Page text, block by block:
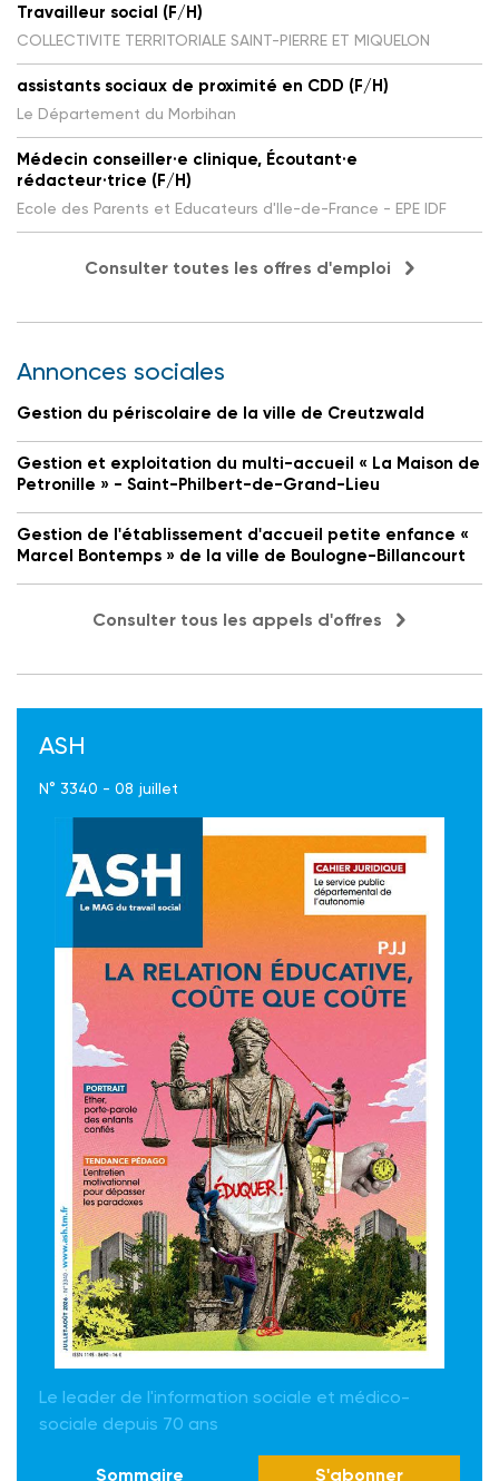
Travailleur social (F/H)
COLLECTIVITE TERRITORIALE SAINT-PIERRE ET MIQUELON
assistants sociaux de proximité en CDD (F/H)
Le Département du Morbihan
Médecin conseiller·e clinique, Écoutant·e
rédacteur·trice (F/H)
Ecole des Parents et Educateurs d'Ile-de-France - EPE IDF
Consulter toutes les offres d'emploi
Annonces sociales
Gestion du périscolaire de la ville de Creutzwald
Gestion et exploitation du multi-accueil « La Maison de
Petronille » - Saint-Philbert-de-Grand-Lieu
Gestion de l'établissement d'accueil petite enfance «
Marcel Bontemps » de la ville de Boulogne-Billancourt
Consulter tous les appels d'offres
ASH
N° 3340 - 08 juillet
Le leader de l'information sociale et médico-
sociale depuis 70 ans
Sommaire S'abonner